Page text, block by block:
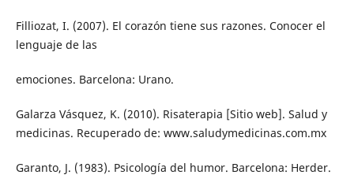
Filliozat, I. (2007). El corazón tiene sus razones. Conocer el
lenguaje de las
emociones. Barcelona: Urano.
Galarza Vásquez, K. (2010). Risaterapia [Sitio web]. Salud y
medicinas. Recuperado de: www.saludymedicinas.com.mx
Garanto, J. (1983). Psicología del humor. Barcelona: Herder.